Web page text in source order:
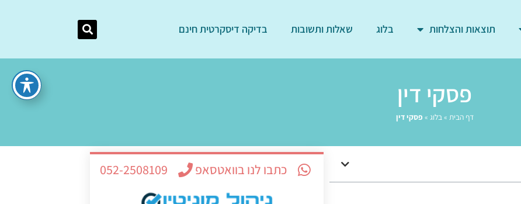
תוצאות והצלחות בלוג שאלות ותשובות בדיקה דיסקרטית חינם
פסקי דין
דף הבית »בלוג » פסקי דין
כתבו לנו בוואטסאפ 052-2508109